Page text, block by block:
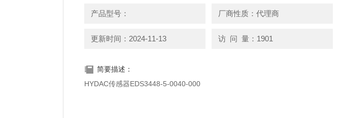
产品型号： 厂商性质：代理商
更新时间：2024-11-13 访 问 量：1901
简要描述：
HYDAC传感器EDS3448-5-0040-000